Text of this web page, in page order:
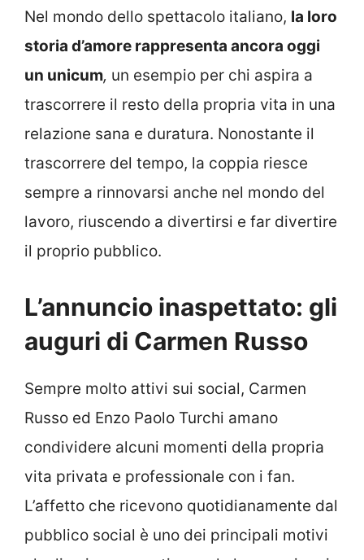
Nel mondo dello spettacolo italiano, la loro
storia d’amore rappresenta ancora oggi
un unicum, un esempio per chi aspira a
trascorrere il resto della propria vita in una
relazione sana e duratura. Nonostante il
trascorrere del tempo, la coppia riesce
sempre a rinnovarsi anche nel mondo del
lavoro, riuscendo a divertirsi e far divertire
il proprio pubblico.
L’annuncio inaspettato: gli
auguri di Carmen Russo
Sempre molto attivi sui social, Carmen
Russo ed Enzo Paolo Turchi amano
condividere alcuni momenti della propria
vita privata e professionale con i fan.
L’affetto che ricevono quotidianamente dal
pubblico social è uno dei principali motivi